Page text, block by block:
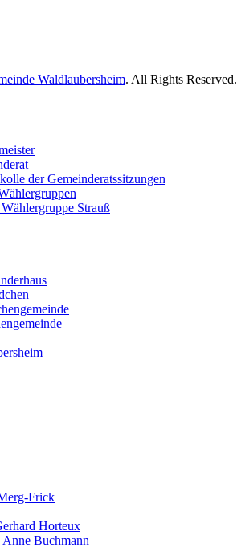
Waldlaubersheim. All Rights Reserved.
der Gemeinderatssitzungen
Strauß
Frick
Horteux
Buchmann